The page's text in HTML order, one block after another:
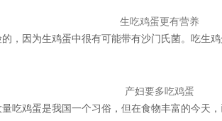
生吃鸡蛋更有营养
，因为生鸡蛋中很有可能带有沙门氏菌。吃生
产妇要多吃鸡蛋
吃鸡蛋是我国一个习俗，但在食物丰富的今天